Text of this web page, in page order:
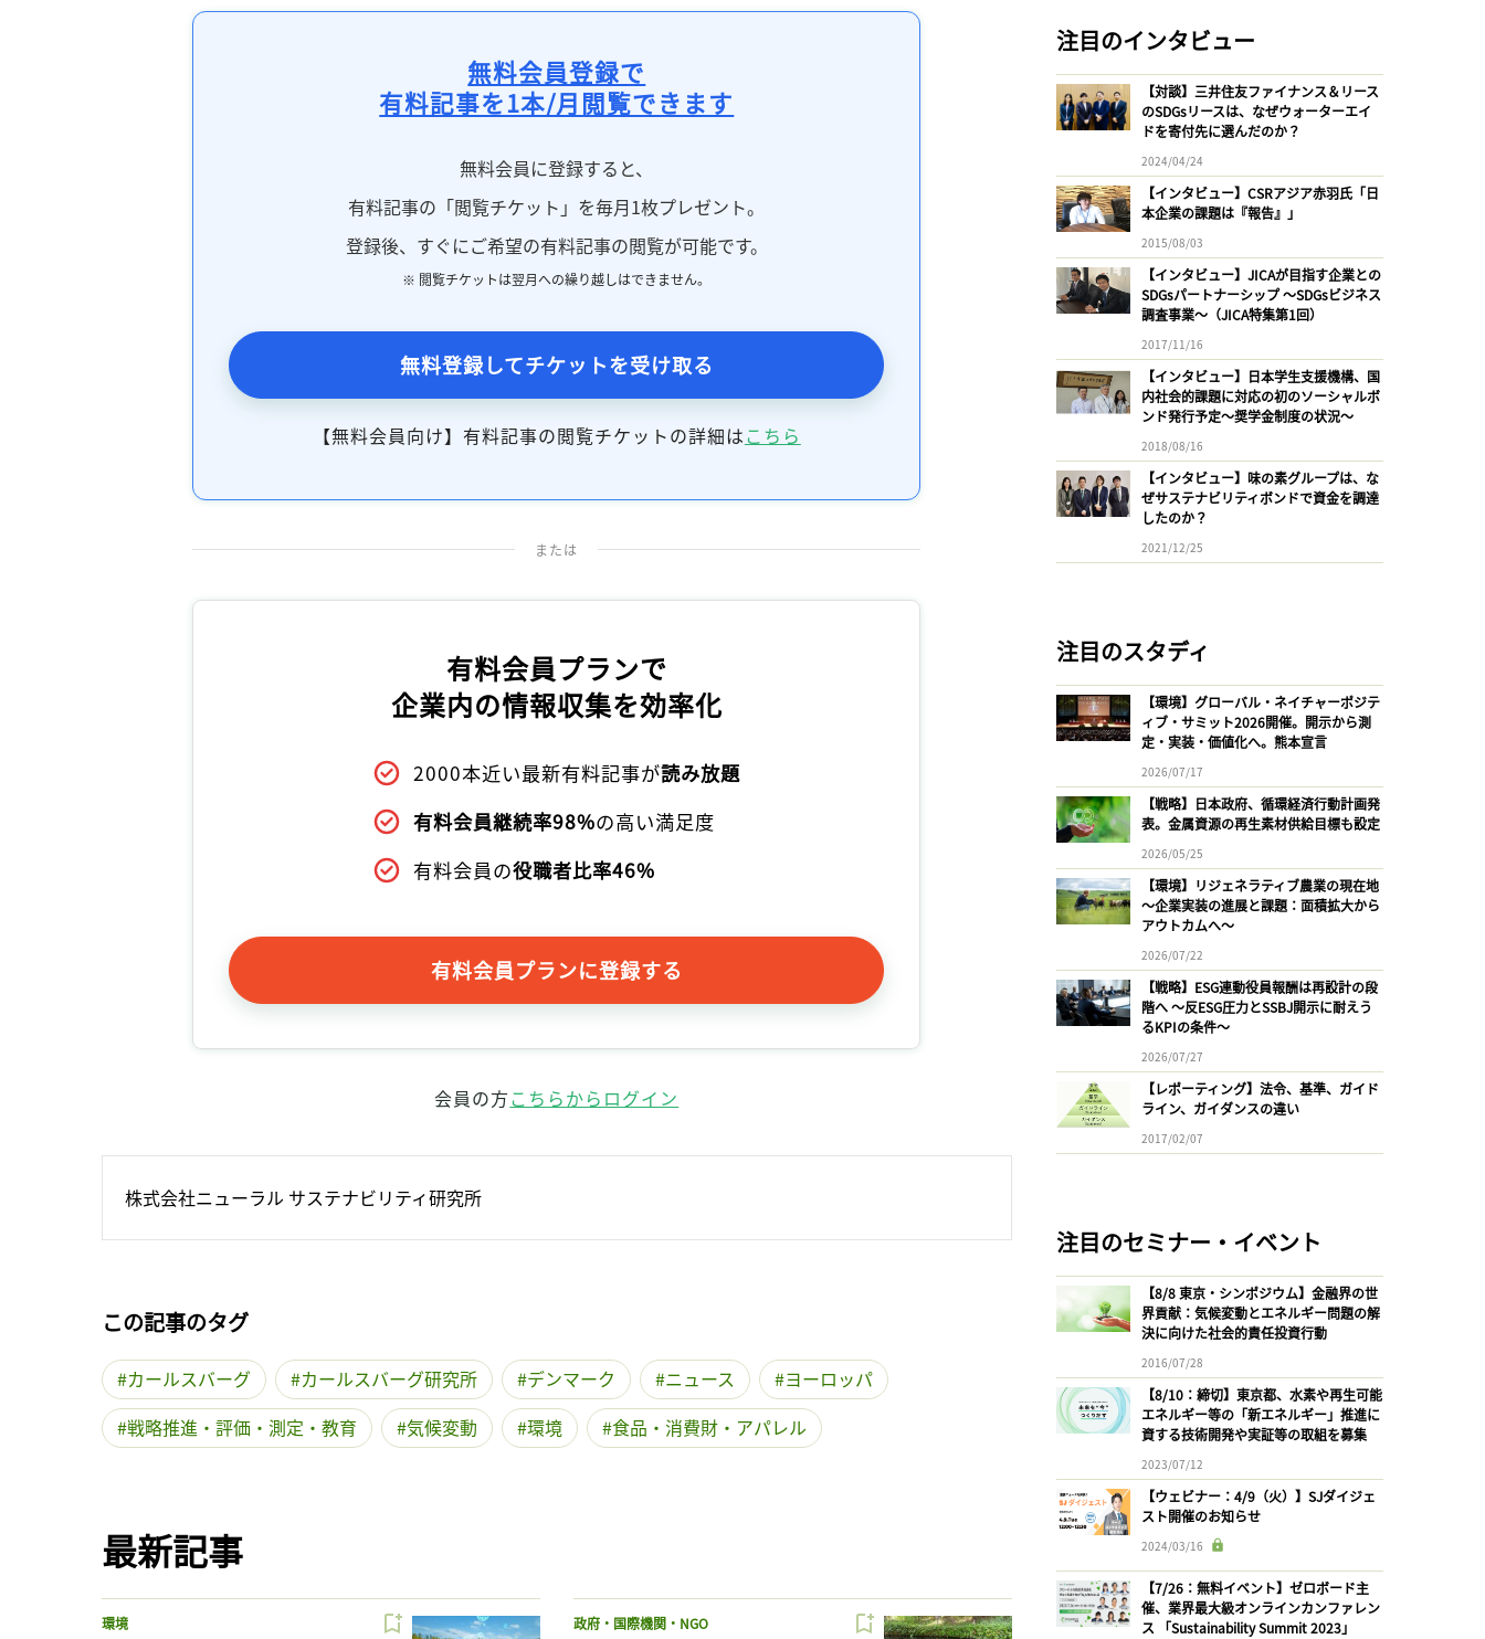
無料会員登録で
有料記事を1本/月閲覧できます
無料会員に登録すると、
有料記事の「閲覧チケット」を毎月1枚プレゼント。
登録後、すぐにご希望の有料記事の閲覧が可能です。
※ 閲覧チケットは翌月への繰り越しはできません。
無料登録してチケットを受け取る
【無料会員向け】有料記事の閲覧チケットの詳細はこちら
または
有料会員プランで
企業内の情報収集を効率化
2000本近い最新有料記事が読み放題
有料会員継続率98%の高い満足度
有料会員の役職者比率46%
有料会員プランに登録する
会員の方こちらからログイン
株式会社ニューラル サステナビリティ研究所
この記事のタグ
カールスバーグ カールスバーグ研究所 デンマーク ニュース
ヨーロッパ
戦略推進・評価・測定・教育
気候変動 環境 食品・消費財・アパレル
最新記事
環境 政府・国際機関・NGO
注目のインタビュー
【対談】三井住友ファイナンス＆リース
のSDGsリースは、なぜウォーターエイ
ドを寄付先に選んだのか？
2024/04/24
【インタビュー】CSRアジア赤羽氏「日
本企業の課題は『報告』」
2015/08/03
【インタビュー】JICAが目指す企業との
SDGsパートナーシップ 〜SDGsビジネス
調査事業〜（JICA特集第1回）
2017/11/16
【インタビュー】日本学生支援機構、国
内社会的課題に対応の初のソーシャルボ
ンド発行予定〜奨学金制度の状況〜
2018/08/16
【インタビュー】味の素グループは、な
ぜサステナビリティボンドで資金を調達
したのか？
2021/12/25
注目のスタディ
【環境】グローバル・ネイチャーポジテ
ィブ・サミット2026開催。開示から測
定・実装・価値化へ。熊本宣言
2026/07/17
【戦略】日本政府、循環経済行動計画発
表。金属資源の再生素材供給目標も設定
2026/05/25
【環境】リジェネラティブ農業の現在地
〜企業実装の進展と課題：面積拡大から
アウトカムへ〜
2026/07/22
【戦略】ESG連動役員報酬は再設計の段
階へ 〜反ESG圧力とSSBJ開示に耐えう
るKPIの条件〜
2026/07/27
【レポーティング】法令、基準、ガイド
ライン、ガイダンスの違い
2017/02/07
注目のセミナー・イベント
【8/8 東京・シンポジウム】金融界の世
界貢献：気候変動とエネルギー問題の解
決に向けた社会的責任投資行動
2016/07/28
【8/10：締切】東京都、水素や再生可能
エネルギー等の「新エネルギー」推進に
資する技術開発や実証等の取組を募集
2023/07/12
【ウェビナー：4/9（火）】SJダイジェ
スト開催のお知らせ
2024/03/16
【7/26：無料イベント】ゼロボード主
催、業界最大級オンラインカンファレン
ス 「Sustainability Summit 2023」
記事をお気に入りに保存するには
ログインが必要です
ログイン